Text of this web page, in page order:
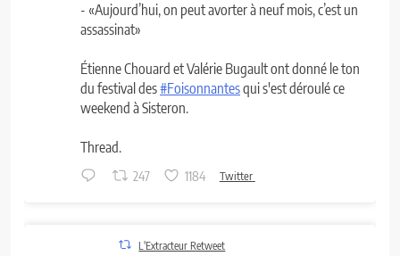
- «Aujourd’hui, on peut avorter à neuf mois, c’est un
assassinat»
Étienne Chouard et Valérie Bugault ont donné le ton
du festival des#Foisonnantesqui s'est déroulé ce
weekend à Sisteron.
Thread.
247 1184 Twitter
L'Extracteur Retweet